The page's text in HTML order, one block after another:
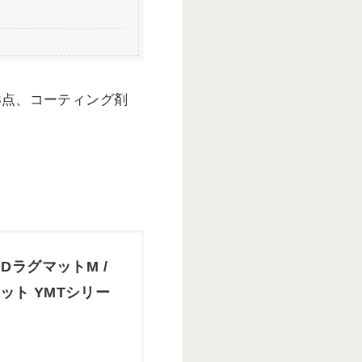
、コーティング剤
ラグマットM /
ト YMTシリー